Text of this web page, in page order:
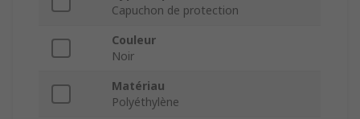
Capuchon de protection
Couleur
Noir
Matériau
Polyéthylène